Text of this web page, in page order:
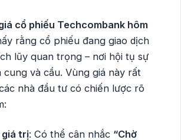
cổ phiếu Techcombank hôm
rằng cổ phiếu đang giao dịch
lũy quan trọng – nơi hội tụ sự
cung và cầu. Vùng giá này rất
nhà đầu tư có chiến lược rõ
giá trị: Có thể cân nhắc “Chờ